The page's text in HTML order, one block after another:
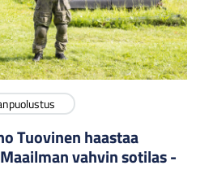
Tuovinen haastaa
vahvin sotilas -